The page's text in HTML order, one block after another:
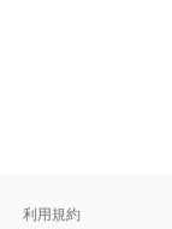
利用規約